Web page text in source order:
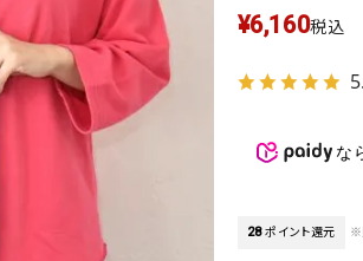
ロング・マキシ丈
その他スカート
ロング・マキシ丈
その他スカート
その他のパンツ
デニムパンツ
ワンピース
¥6,160税込
な
28 ポイント還元 ※